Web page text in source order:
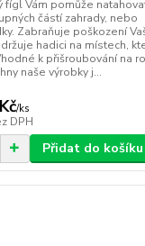
fígl Vám pomůže
částí zahrady, nebo
Zabraňuje poškození
hadici na místech,
k přišroubování na
naše výrobky j...
/ks
DPH
Přidat do košíku